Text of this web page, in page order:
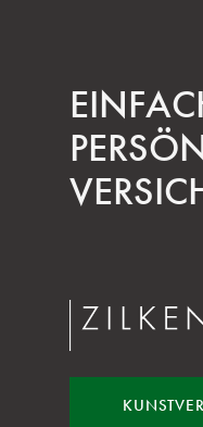
KUNST